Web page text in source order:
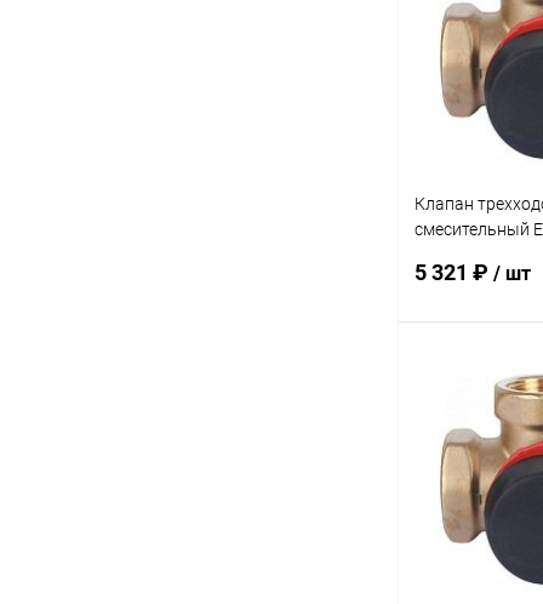
Купить в 1
В избранное
Клапан
смесительный
5 321 ₽ / шт
В
Купить в 1
В избранное